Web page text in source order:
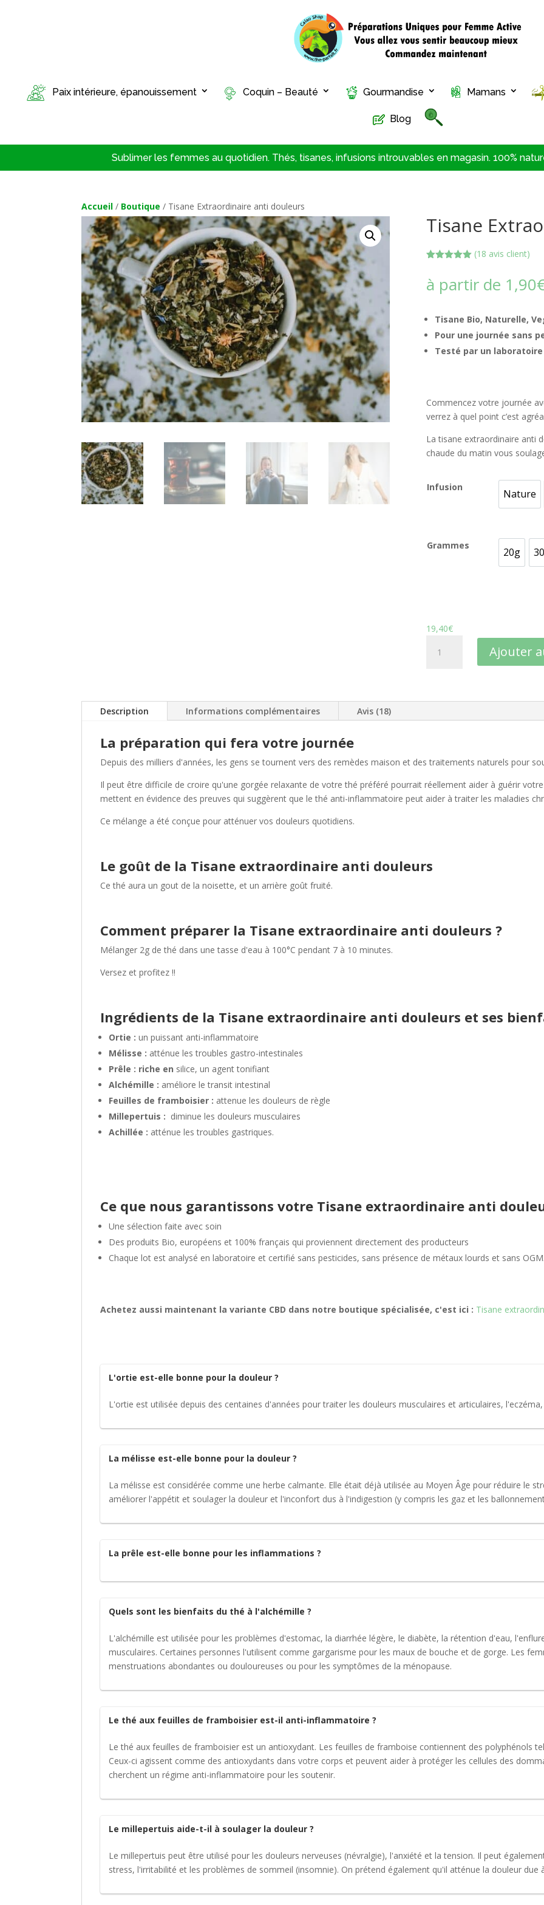
Paix intérieure, épanouissement Coquin – Beauté Gourmandise Mamans
Blog
Sublimer les femmes au quotidien. Thés, tisanes, infusions introuvables en magasin. 100%
Accueil / Boutique / Tisane Extraordinaire anti douleurs
Tisane
basé sur
notations
(18 avis client)
à partir de 1,90
Tisane Bio, Naturelle,
Pour une journée sans
Testé par un
Commencez votre journée
verrez à quel point c’est
La tisane extraordinaire anti
chaude du matin vous
Infusion
Nature
Nature
Grammes
20g
20g
19,40€
Ajouter
Description Informations complémentaires Avis (18)
La préparation qui fera votre journée
Depuis des milliers d'années, les gens se tournent vers des remèdes maison et des traitements naturels pour
Il peut être difficile de croire qu'une gorgée relaxante de votre thé préféré pourrait réellement aider à guérir
mettent en évidence des preuves qui suggèrent que le thé anti-inflammatoire peut aider à traiter les maladies
Ce mélange a été conçue pour atténuer vos douleurs quotidiens.
Le goût de la Tisane extraordinaire anti douleurs
Ce thé aura un gout de la noisette, et un arrière goût fruité.
Comment préparer la Tisane extraordinaire anti douleurs ?
Mélanger 2g de thé dans une tasse d'eau à 100°C pendant 7 à 10 minutes.
Versez et profitez !!
Ingrédients de la Tisane extraordinaire anti douleurs et ses
Ortie : un puissant anti-inflammatoire
Mélisse : atténue les troubles gastro-intestinales
Prêle : riche en silice, un agent tonifiant
Alchémille : améliore le transit intestinal
Feuilles de framboisier : attenue les douleurs de règle
Millepertuis : diminue les douleurs musculaires
Achillée : atténue les troubles gastriques.
Ce que nous garantissons votre Tisane extraordinaire anti
Une sélection faite avec soin
Des produits Bio, européens et 100% français qui proviennent directement des producteurs
Chaque lot est analysé en laboratoire et certifié sans pesticides, sans présence de métaux lourds et sans OGM.
Achetez aussi maintenant la variante CBD dans notre boutique spécialisée, c'est ici : Tisane
L'ortie est-elle bonne pour la douleur ?
L'ortie est utilisée depuis des centaines d'années pour traiter les douleurs musculaires et articulaires,
La mélisse est-elle bonne pour la douleur ?
La mélisse est considérée comme une herbe calmante. Elle était déjà utilisée au Moyen Âge pour réduire le
améliorer l'appétit et soulager la douleur et l'inconfort dus à l'indigestion (y compris les gaz et les
La prêle est-elle bonne pour les inflammations ?
Quels sont les bienfaits du thé à l'alchémille ?
L'alchémille est utilisée pour les problèmes d'estomac, la diarrhée légère, le diabète, la rétention d'eau,
musculaires. Certaines personnes l'utilisent comme gargarisme pour les maux de bouche et de gorge. Les
menstruations abondantes ou douloureuses ou pour les symptômes de la ménopause.
Le thé aux feuilles de framboisier est-il anti-inflammatoire ?
Le thé aux feuilles de framboisier est un antioxydant. Les feuilles de framboise contiennent des polyphénols
Ceux-ci agissent comme des antioxydants dans votre corps et peuvent aider à protéger les cellules des
cherchent un régime anti-inflammatoire pour les soutenir.
Le millepertuis aide-t-il à soulager la douleur ?
Le millepertuis peut être utilisé pour les douleurs nerveuses (névralgie), l'anxiété et la tension. Il peut
stress, l'irritabilité et les problèmes de sommeil (insomnie). On prétend également qu'il atténue la douleur due